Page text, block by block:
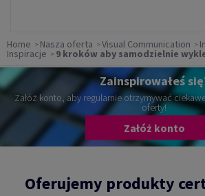
Home Nasza oferta Visual Communication
Inspiracje 9 kroków aby samodzielnie
Zainspirowałeś
Załóż konto, aby regularnie otrzymywać
oferty!
Załóż konto
Oferujemy produkty